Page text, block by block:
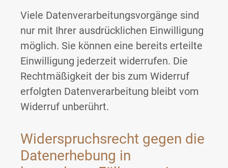
Viele Datenverarbeitungsvorgänge sind
nur mit Ihrer ausdrücklichen Einwilligung
möglich. Sie können eine bereits erteilte
Einwilligung jederzeit widerrufen. Die
Rechtmäßigkeit der bis zum Widerruf
erfolgten Datenverarbeitung bleibt vom
Widerruf unberührt.
Widerspruchsrecht gegen die
Datenerhebung in